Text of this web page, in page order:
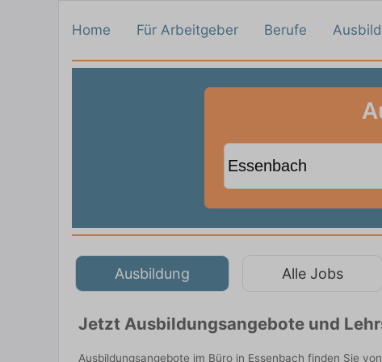
Home Für Arbeitgeber Berufe
Ausbildung Alle Jobs
Jetzt Ausbildungsangebote und
Ausbildungsangebote im Büro in Essenbach finden Sie